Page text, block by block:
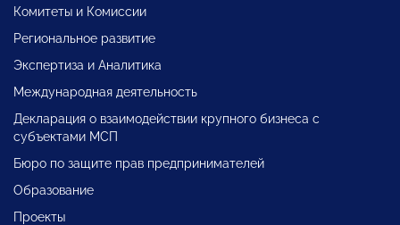
Комитеты и Комиссии
Региональное развитие
Экспертиза и Аналитика
Международная деятельность
Декларация о взаимодействии крупного бизнеса с
субъектами МСП
Бюро по защите прав предпринимателей
Образование
Проекты